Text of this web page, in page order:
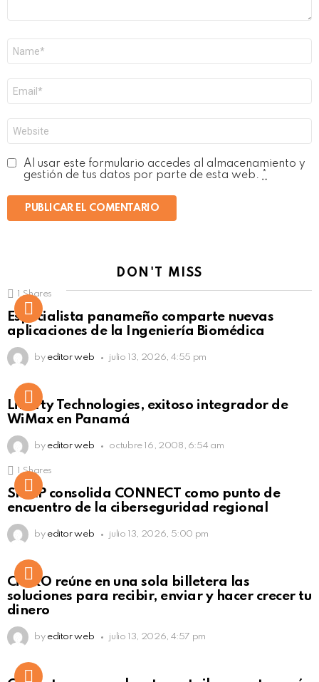
electrónico
*
Al usar este formulario accedes al almacenamiento y
gestión de tus datos por parte de esta web.
DON'T MISS
Click to view this post
Shares
Especialista panameño comparte nuevas
aplicaciones de la Ingeniería Biomédica
by editor web julio 13, 2026, 4:55 pm
Liberty Technologies, exitoso integrador de
WiMax en Panamá
by editor web octubre 16, 2008, 6:54 am
Click to view this post
Shares
SISAP consolida CONNECT como punto de
encuentro de la ciberseguridad regional
by editor web julio 13, 2026, 5:00 pm
Not Safe For Work
Click to view this post
CiNKO reúne en una sola billetera las
soluciones para recibir, enviar y hacer crecer tu
dinero
by editor web julio 13, 2026, 4:57 pm